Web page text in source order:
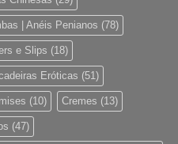
| Anéis Penianos (78)
e Slips (18)
Eróticas (51)
(10) Cremes (13)
(47)